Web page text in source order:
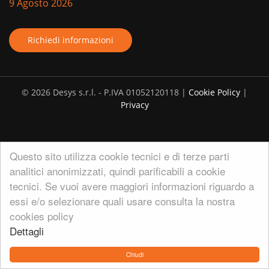
Chiudi
Questo sito utilizza cookie tecnici e di terze parti
analitici anonimizzati, quindi parificabili a cookie
tecnici. Se vuoi avere maggiori informazioni riguardo a
essi e/o selezionare quali usare consulta la nostra
cookies policy
Dettagli
9 Agosto 2026
Richiedi informazioni
© 2026 Desys s.r.l. - P.IVA 01052120118 | Cookie Policy |
Privacy